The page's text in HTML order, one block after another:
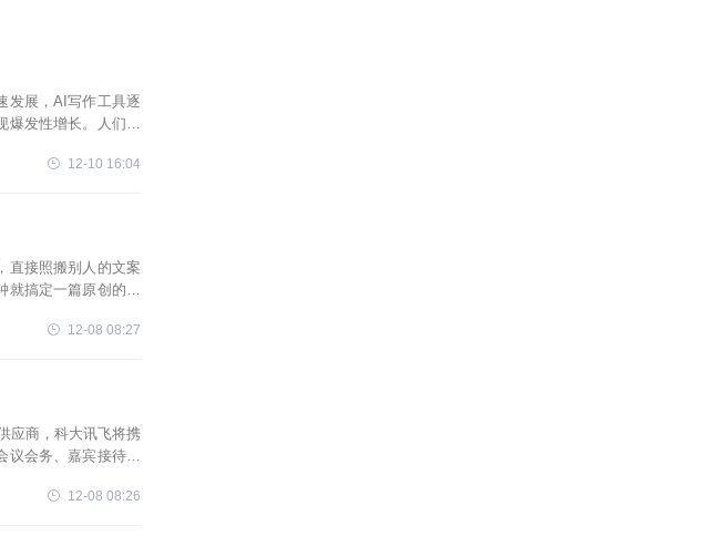
发展，AI写作工具逐
发性增长。人们迫
12-10 16:04
直接照搬别人的文案
搞定一篇原创的解
12-08 08:27
应商，科大讯飞将携
会务、嘉宾接待、
12-08 08:26